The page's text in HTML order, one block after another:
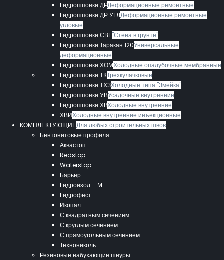
Гидрошпонки ДРДеформационные ремонтные
Гидрошпонки ДР УГЛДеформационные ремонтные
угловые
Гидрошпонки СВГ"Стена в грунте"
Гидрошпонки Таракан 120Универсальные
деформационные
Гидрошпонки ХОМХолодные опалубочные мембранные
Гидрошпонки ТКТрехкулачковые
Гидрошпонки ТХЗХолодные типа "Змейка"
Гидрошпонки УВУсадочные внутренние
Гидрошпонки ХВХолодные внутренние
ХВИХолодные внутренние инъекционные
КОМПЛЕКТУЮЩИЕДля любых строительных швов
Бентонитовые профиля
Аквастоп
Redstop
Waterstop
Барьер
Гидроизол – М
Гидрофест
Икопал
С квадратным сечением
С круглым сечением
С прямоугольным сечением
Технониколь
Резиновые набухающие шнуры